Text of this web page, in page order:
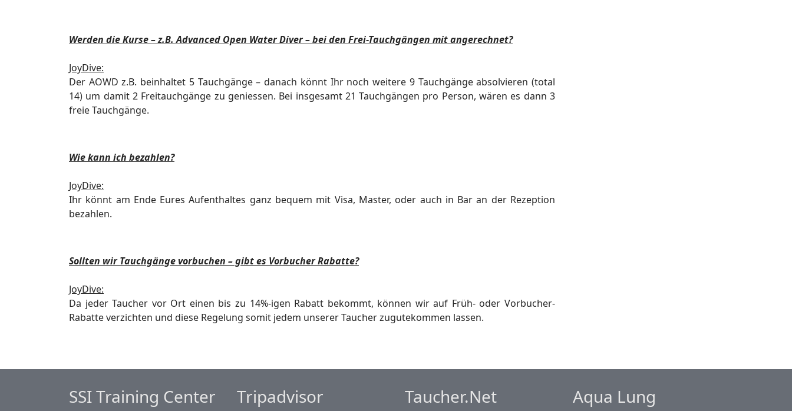
Werden die Kurse – z.B. Advanced Open Water Diver – bei den Frei-Tauchgängen mit angerechnet?
JoyDive:
Der AOWD z.B. beinhaltet 5 Tauchgänge – danach könnt Ihr nochweitere 9 Tauchgänge absolvieren (total
14) um damit 2 Freitauchgänge zu geniessen. Bei insgesamt 21 Tauchgängen pro Person, wären es dann 3
freie Tauchgänge.
Wie kann ich bezahlen?
JoyDive:
Ihr könnt am Ende Eures Aufenthaltes ganz bequem mit Visa, Master, oder auch in Bar an der Rezeption
bezahlen.
Sollten wir Tauchgänge vorbuchen – gibt es Vorbucher Rabatte?
JoyDive:
Da jeder Taucher vor Ort einen bis zu 14%-igen Rabatt bekommt, können wir auf Früh- oder Vorbucher-
Rabatte verzichten und diese Regelung somit jedem unserer Taucher zugutekommen lassen.
SSI Training Center Tripadvisor Taucher.Net Aqua Lung